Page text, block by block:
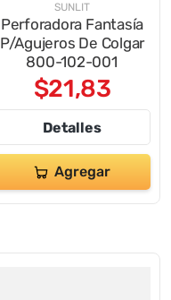
SUNLIT
Perforadora Fantasía
P/Agujeros De Colgar
800-102-001
$21,83
Detalles
Agregar